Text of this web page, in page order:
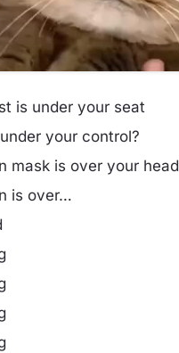
is under your seat
your control?
mask is over your head
is over…